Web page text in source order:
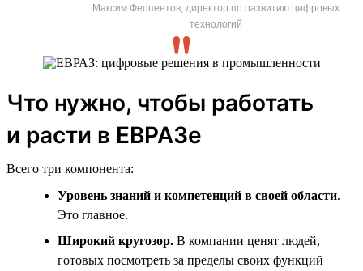
Максим Феопентов, директор по развитию цифровых
технологий
Что нужно, чтобы работать
и расти в ЕВРАЗе
Всего три компонента:
Уровень знаний и компетенций в своей области.
Это главное.
Широкий кругозор. В компании ценят людей,
готовых посмотреть за пределы своих функций